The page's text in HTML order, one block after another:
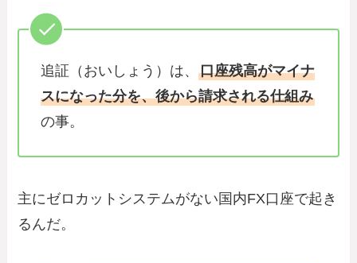
追証（おいしょう）は、口座残高がマイナ
スになった分を、後から請求される仕組み
の事。
主にゼロカットシステムがない国内FX口座で起き
るんだ。